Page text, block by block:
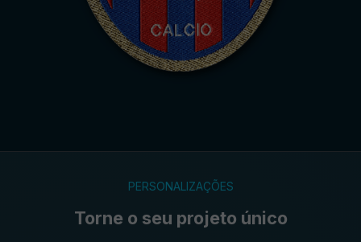
PERSONALIZAÇÕES
Torne o seu projeto único